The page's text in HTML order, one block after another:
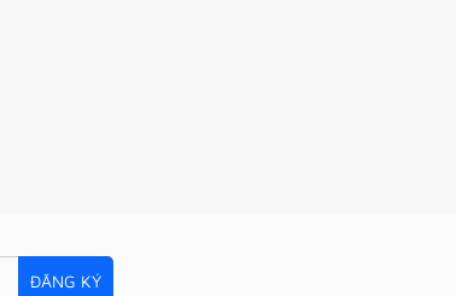
ĐĂNG KÝ